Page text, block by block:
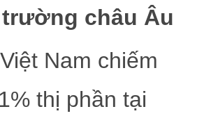
châu Âu
Nam chiếm
thị phần tại